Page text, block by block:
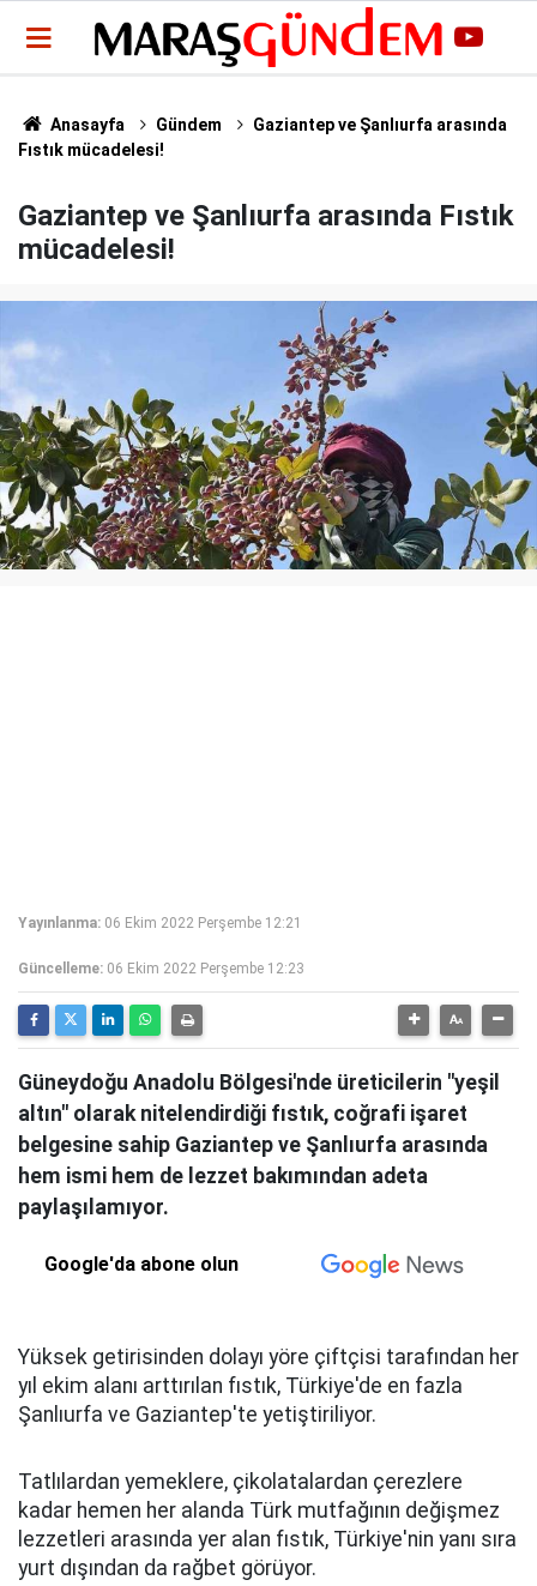
Anasayfa Gündem
Gaziantep ve Şanlıurfa arasında
Fıstık mücadelesi!
Gaziantep ve Şanlıurfa arasında Fıstık
mücadelesi!
Yayınlanma: 06 Ekim 2022 Perşembe 12:21
Güncelleme: 06 Ekim 2022 Perşembe 12:23
Güneydoğu Anadolu Bölgesi'nde üreticilerin "yeşil
altın" olarak nitelendirdiği fıstık, coğrafi işaret
belgesine sahip Gaziantep ve Şanlıurfa arasında
hem ismi hem de lezzet bakımından adeta
paylaşılamıyor.
Google'da abone olun
Yüksek getirisinden dolayı yöre çiftçisi tarafından her
yıl ekim alanı arttırılan fıstık, Türkiye'de en fazla
Şanlıurfa ve Gaziantep'te yetiştiriliyor.
Tatlılardan yemeklere, çikolatalardan çerezlere
kadar hemen her alanda Türk mutfağının değişmez
lezzetleri arasında yer alan fıstık, Türkiye'nin yanı sıra
yurt dışından da rağbet görüyor.